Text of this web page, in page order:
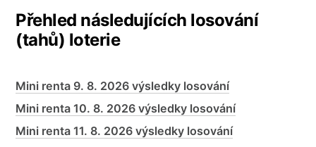
Přehled následujících losování
(tahů) loterie
Mini renta 9. 8. 2026 výsledky losování
Mini renta 10. 8. 2026 výsledky losování
Mini renta 11. 8. 2026 výsledky losování